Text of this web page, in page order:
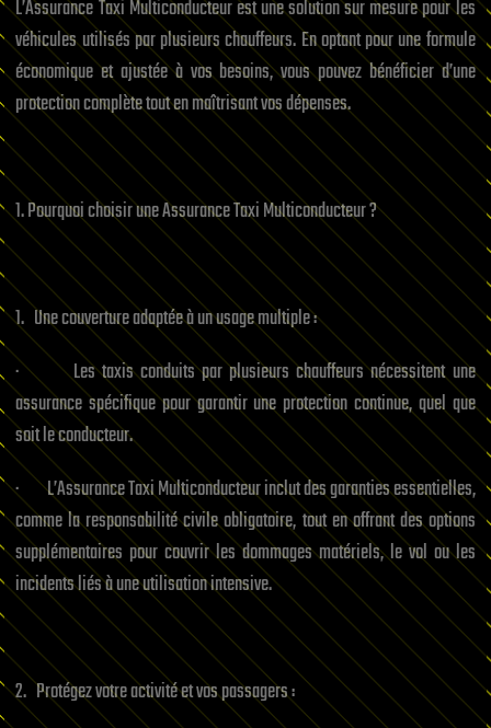
L’Assurance Taxi Multiconducteur est une solution sur mesure pour les
véhicules utilisés par plusieurs chauffeurs. En optant pour une formule
économique et ajustée à vos besoins, vous pouvez bénéficier d’une
protection complète tout en maîtrisant vos dépenses.
1. Pourquoi choisir une Assurance Taxi Multiconducteur ?
1. Une couverture adaptée à un usage multiple :
· Les taxis conduits par plusieurs chauffeurs nécessitent une
assurance spécifique pour garantir une protection continue, quel que
soit le conducteur.
· L’Assurance Taxi Multiconducteur inclut des garanties essentielles,
comme la responsabilité civile obligatoire, tout en offrant des options
supplémentaires pour couvrir les dommages matériels, le vol ou les
incidents liés à une utilisation intensive.
2. Protégez votre activité et vos passagers :